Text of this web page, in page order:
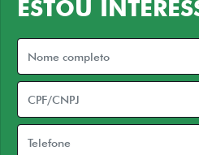
ESTOU